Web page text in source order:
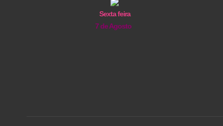
Sexta feira
7 de Agosto